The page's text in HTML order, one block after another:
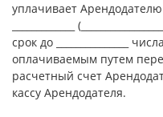
уплачивает
_____________
срок до _______________
оплачиваемым путем
расчетный счет
кассу Арендодателя.